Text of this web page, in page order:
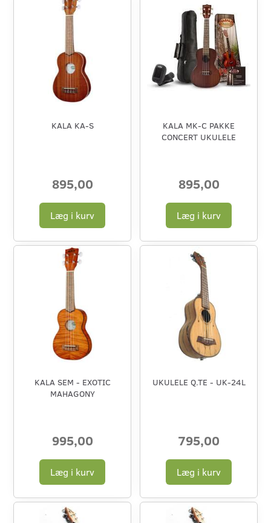
KALA KA-S
895,00
Læg i kurv
KALA MK-C PAKKE
CONCERT UKULELE
895,00
Læg i kurv
KALA SEM - EXOTIC
MAHAGONY
995,00
Læg i kurv
UKULELE Q.TE - UK-24L
795,00
Læg i kurv